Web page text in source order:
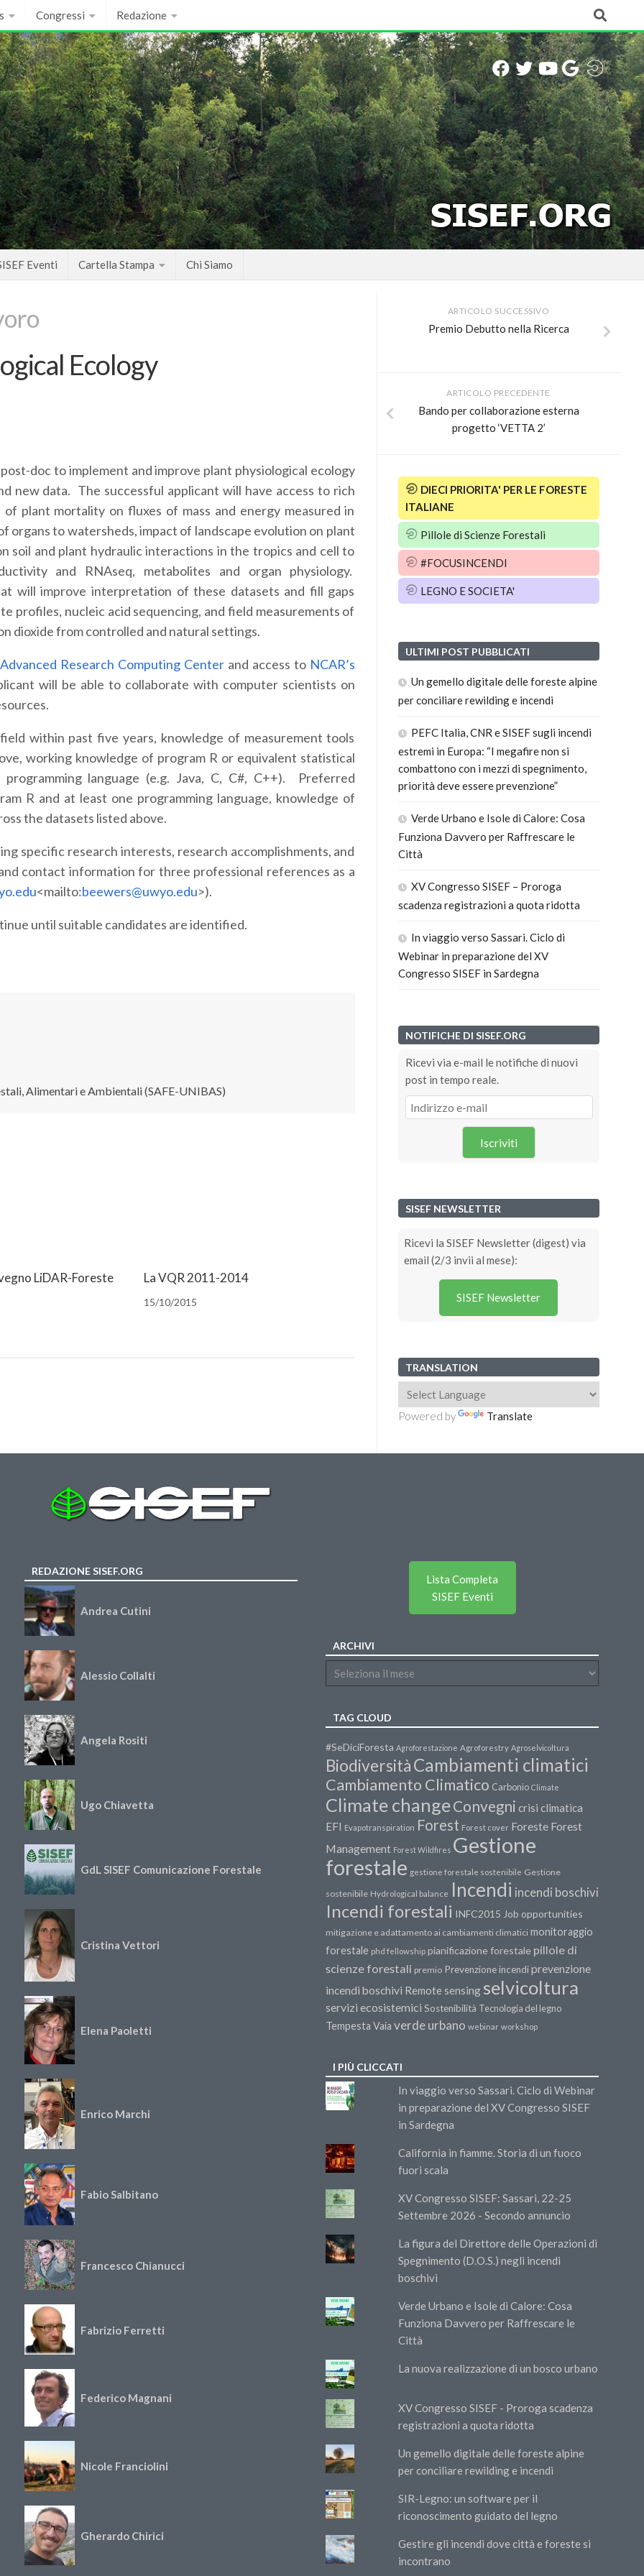
Congressi Redazione
Eventi Cartella Stampa Chi Siamo
Ecology
doc to implement and improve plant physiological ecology
new data. The successful applicant will have access to rich
plant mortality on fluxes of mass and energy measured in
organs to watersheds, impact of landscape evolution on plant
soil and plant hydraulic interactions in the tropics and cell to
and RNAseq, metabolites and organ physiology.
will improve interpretation of these datasets and fill gaps
profiles, nucleic acid sequencing, and field measurements of
dioxide from controlled and natural settings.
Advanced Research Computing Center and access to NCAR’s
will be able to collaborate with computer scientists on
within past five years, knowledge of measurement tools
working knowledge of program R or equivalent statistical
language (e.g. Java, C, C#, C++). Preferred
R and at least one programming language, knowledge of
the datasets listed above.
specific research interests, research accomplishments, and
contact information for three professional references as a
<mailto:beewers@uwyo.edu>).
until suitable candidates are identified.
Alimentari e Ambientali (SAFE-UNIBAS)
LiDAR-Foreste La VQR 2011-2014
15/10/2015
ARTICOLO SUCCESSIVO
Premio Debutto nella Ricerca
ARTICOLO PRECEDENTE
Bando per collaborazione esterna
progetto ‘VETTA 2’
DIECI PRIORITA' PER LE FORESTE
ITALIANE
Pillole di Scienze Forestali
#FOCUSINCENDI
LEGNO E SOCIETA'
ULTIMI POST PUBBLICATI
Un gemello digitale delle foreste alpine
per conciliare rewilding e incendi
PEFC Italia, CNR e SISEF sugli incendi
estremi in Europa: “I megafire non si
combattono con i mezzi di spegnimento,
priorità deve essere prevenzione”
Verde Urbano e Isole di Calore: Cosa
Funziona Davvero per Raffrescare le
Città
XV Congresso SISEF – Proroga
scadenza registrazioni a quota ridotta
In viaggio verso Sassari. Ciclo di
Webinar in preparazione del XV
Congresso SISEF in Sardegna
NOTIFICHE DI SISEF.ORG
Ricevi via e-mail le notifiche di nuovi
post in tempo reale.
Iscriviti
SISEF NEWSLETTER
Ricevi la SISEF Newsletter (digest) via
email (2/3 invii al mese):
SISEF Newsletter
TRANSLATION
Powered by Translate
REDAZIONE SISEF.ORG
Andrea Cutini
Alessio Collalti
Angela Rositi
Ugo Chiavetta
GdL SISEF Comunicazione Forestale
Cristina Vettori
Elena Paoletti
Enrico Marchi
Fabio Salbitano
Francesco Chianucci
Fabrizio Ferretti
Federico Magnani
Nicole Franciolini
Gherardo Chirici
Lista Completa
SISEF Eventi
ARCHIVI
TAG CLOUD
#SeDiciForesta Agroforestazione Agroforestry Agroselvicoltura
BiodiversitàCambiamenti climatici
Cambiamento Climatico Carbonio Climate
Climate changeConvegni crisi climatica
EFI Evapotranspiration Forest Forest cover Foreste Forest
Management Forest Wildfires Gestione
forestale gestione forestale sostenibile Gestione
sostenibile Hydrological balance Incendi incendi boschivi
Incendi forestali INFC2015 Job opportunities
mitigazione e adattamento ai cambiamenti climatici monitoraggio
forestale phd fellowship pianificazione forestale pillole di
scienze forestali premio Prevenzione incendiprevenzione
incendi boschivi Remote sensing selvicoltura
servizi ecosistemici Sostenibilità Tecnologia del legno
Tempesta Vaia verde urbano webinar workshop
I PIÙ CLICCATI
In viaggio verso Sassari. Ciclo di Webinar
in preparazione del XV Congresso SISEF
in Sardegna
California in fiamme. Storia di un fuoco
fuori scala
XV Congresso SISEF: Sassari, 22-25
Settembre 2026 - Secondo annuncio
La figura del Direttore delle Operazioni di
Spegnimento (D.O.S.) negli incendi
boschivi
Verde Urbano e Isole di Calore: Cosa
Funziona Davvero per Raffrescare le
Città
La nuova realizzazione di un bosco urbano
XV Congresso SISEF - Proroga scadenza
registrazioni a quota ridotta
Un gemello digitale delle foreste alpine
per conciliare rewilding e incendi
SIR-Legno: un software per il
riconoscimento guidato del legno
Gestire gli incendi dove città e foreste si
incontrano